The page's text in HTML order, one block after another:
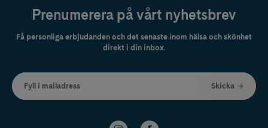
Prenumerera på vårt nyhetsbrev
Få personliga erbjudanden och det senaste inom hälsa och skönhet
direkt i din inbox.
Fyll i mailadress Skicka